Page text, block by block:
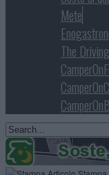
Mete
The